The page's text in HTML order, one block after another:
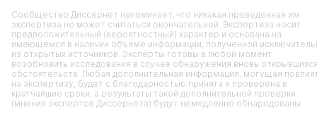
Сообщество Диссернет напоминает, что никакая проведенная им
экспертиза не может считаться окончательной. Экспертиза носит
предположительный (вероятностный) характер и основана на
имеющемся в наличии объеме информации, полученной
из открытых источников. Эксперты готовы в любой момент
возобновить исследования в случае обнаружения вновь
обстоятельств. Любая дополнительная информация, могущая
на экспертизу, будет с благодарностью принята и проверена в
кратчайшие сроки, а результаты такой дополнительной проверки
(мнения экспертов Диссернета) будут немедленно обнародованы.